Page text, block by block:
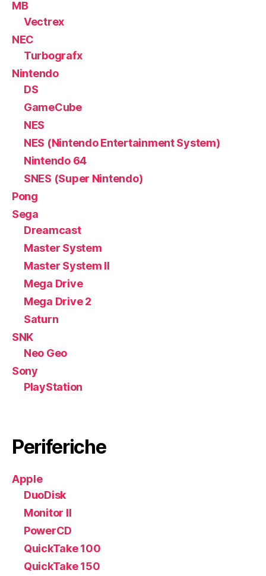
MB
Vectrex
NEC
Turbografx
Nintendo
DS
GameCube
NES
NES (Nintendo Entertainment System)
Nintendo 64
SNES (Super Nintendo)
Pong
Sega
Dreamcast
Master System
Master System II
Mega Drive
Mega Drive 2
Saturn
SNK
Neo Geo
Sony
PlayStation
Periferiche
Apple
DuoDisk
Monitor II
PowerCD
QuickTake 100
QuickTake 150